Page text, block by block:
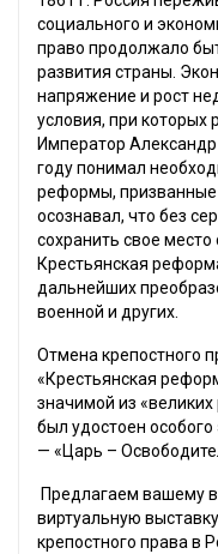
социального и
право продолжало
развития страны.
напряжение и рост
условия, при
Император
году понимал
реформы, призванные
осознавал, что без
сохранить свое
Крестьянская
дальнейших
военной и других.
Отмена крепостного
«Крестьянская
значимой из
был удостоен особого
— «Царь –
Предлагаем вашему
виртуальную
крепостного права в